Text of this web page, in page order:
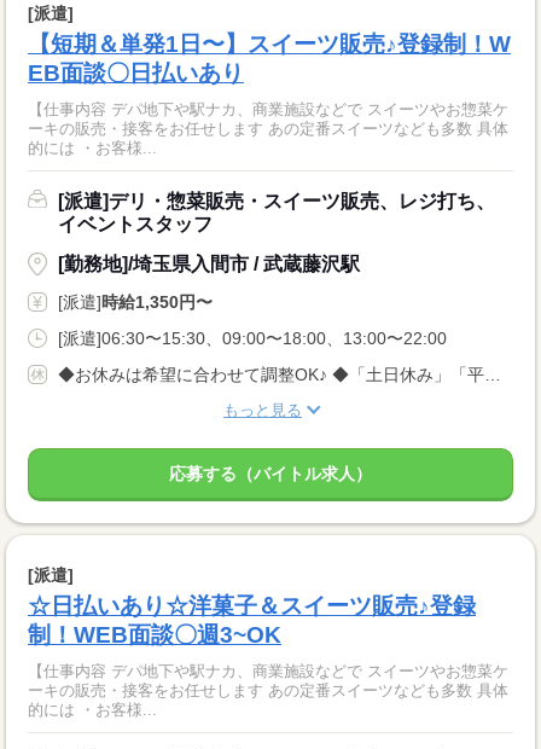
[派遣]
【短期＆単発1日〜】スイーツ販売♪登録制！W
EB面談〇日払いあり
【仕事内容 デパ地下や駅ナカ、商業施設などで スイーツやお惣菜ケ
ーキの販売・接客をお任せします あの定番スイーツなども多数 具体
的には ・お客様...
[派遣]デリ・惣菜販売・スイーツ販売、レジ打ち、
イベントスタッフ
[勤務地]/埼玉県入間市 / 武蔵藤沢駅
[派遣]時給1,350円〜
[派遣]06:30〜15:30、09:00〜18:00、13:00〜22:00
◆お休みは希望に合わせて調整OK♪ ◆「土日休み」「平日休み」などもお気軽にご相談ください！ ◆テスト期間や家庭の事情など、柔軟に対応します◎
もっと見る
応募する（バイトル求人）
[派遣]
☆日払いあり☆洋菓子＆スイーツ販売♪登録
制！WEB面談〇週3~OK
【仕事内容 デパ地下や駅ナカ、商業施設などで スイーツやお惣菜ケ
ーキの販売・接客をお任せします あの定番スイーツなども多数 具体
的には ・お客様...